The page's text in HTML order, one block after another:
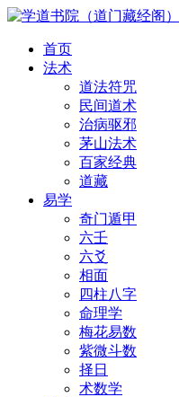
首页
法术
道法符咒
民间道术
治病驱邪
茅山法术
百家经典
道藏
易学
奇门遁甲
六壬
六爻
相面
四柱八字
命理学
梅花易数
紫微斗数
择日
术数学